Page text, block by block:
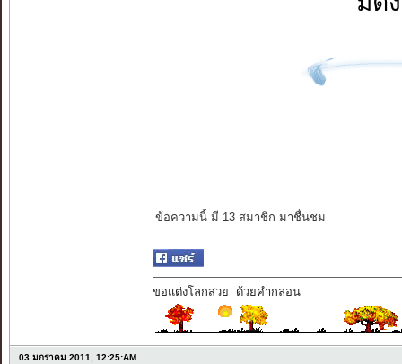
ข้อความนี้ มี 13 สมาชิก มาชื่นชม
ขอแต่งโลกสวย ด้วยคำกลอน
03 มกราคม 2011, 12:25:AM